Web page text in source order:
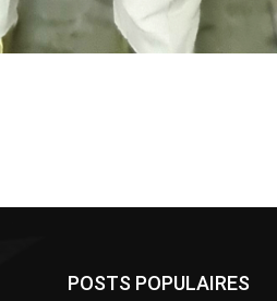
POSTS POPULAIRES